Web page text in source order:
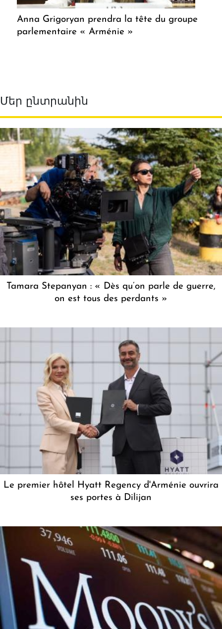
Anna Grigoryan prendra la tête du groupe
parlementaire « Arménie »
Մեր ընտրանին
Tamara Stepanyan : « Dès qu’on parle de guerre,
on est tous des perdants »
Le premier hôtel Hyatt Regency d'Arménie ouvrira
ses portes à Dilijan